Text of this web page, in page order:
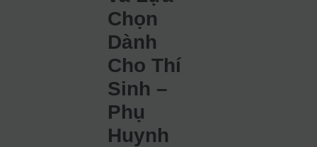
Chọn
Dành
Cho Thí
Sinh –
Phụ
Huynh